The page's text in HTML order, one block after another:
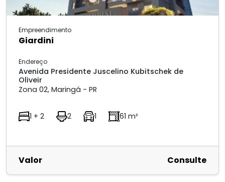
Empreendimento
Giardini
Endereço
Avenida Presidente Juscelino Kubitschek de
Oliveir
Zona 02, Maringá - PR
1 + 2 2 1 61 m²
Valor Consulte